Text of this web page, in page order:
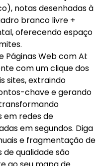
notas desenhadas à
branco livre +
oferecendo espaço
Páginas Web com AI:
com um clique dos
sites, extraindo
chave e gerando
em redes de
em segundos. Diga
e fragmentação de
qualidade são